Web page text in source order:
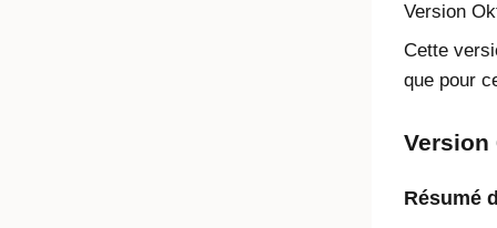
Version
Cette
que pour
Version
Résumé